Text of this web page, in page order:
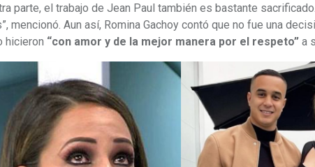
parte, el trabajo de Jean Paul también es bastante
mencionó. Aun así, Romina Gachoy contó que no fue una
hicieron “con amor y de la mejor manera por el respeto” a